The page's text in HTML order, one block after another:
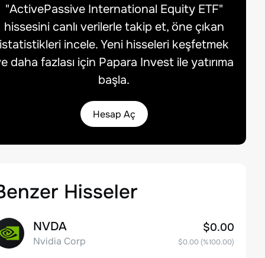
"ActivePassive International Equity ETF"
hissesini canlı verilerle takip et, öne çıkan
istatistikleri incele. Yeni hisseleri keşfetmek
daha fazlası için Papara Invest ile yatırıma
başla.
Hesap Aç
Hisseler
NVDA
Nvidia Corp
$0.00
$0.00(%100.00)